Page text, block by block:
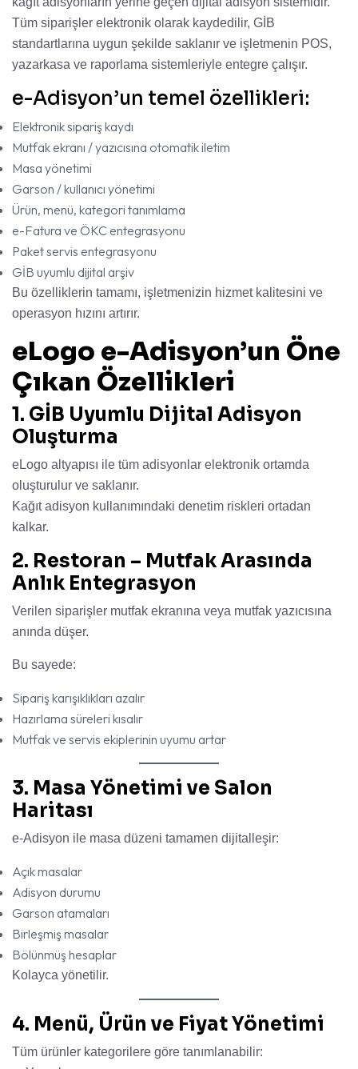
Tüm siparişler elektronik olarak kaydedilir, GİB
standartlarına uygun şekilde saklanır ve işletmenin POS,
yazarkasa ve raporlama sistemleriyle entegre çalışır.
e-Adisyon’un temel özellikleri:
Elektronik sipariş kaydı
Mutfak ekranı / yazıcısına otomatik iletim
Masa yönetimi
Garson / kullanıcı yönetimi
Ürün, menü, kategori tanımlama
e-Fatura ve ÖKC entegrasyonu
Paket servis entegrasyonu
GİB uyumlu dijital arşiv
Bu özelliklerin tamamı, işletmenizin hizmet kalitesini ve
operasyon hızını artırır.
eLogo e-Adisyon’un Öne
Çıkan Özellikleri
1. GİB Uyumlu Dijital Adisyon
Oluşturma
eLogo altyapısı ile tüm adisyonlar elektronik ortamda
oluşturulur ve saklanır.
Kağıt adisyon kullanımındaki denetim riskleri ortadan
kalkar.
2. Restoran – Mutfak Arasında
Anlık Entegrasyon
Verilen siparişler mutfak ekranına veya mutfak yazıcısına
anında düşer.
Bu sayede:
Sipariş karışıklıkları azalır
Hazırlama süreleri kısalır
Mutfak ve servis ekiplerinin uyumu artar
3. Masa Yönetimi ve Salon
Haritası
e-Adisyon ile masa düzeni tamamen dijitalleşir:
Açık masalar
Adisyon durumu
Garson atamaları
Birleşmiş masalar
Bölünmüş hesaplar
Kolayca yönetilir.
4. Menü, Ürün ve Fiyat Yönetimi
Tüm ürünler kategorilere göre tanımlanabilir: